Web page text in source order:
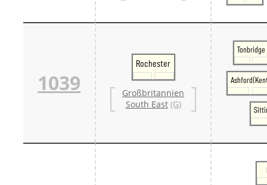
1039
Rochester
Großbritannien
South East (G)
Tonbridge